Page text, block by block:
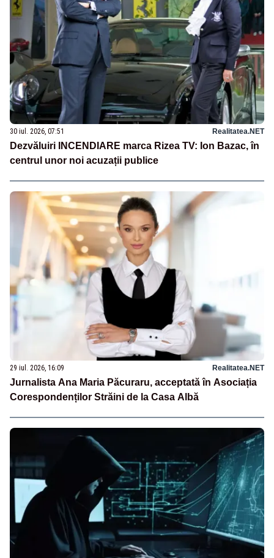
30 iul. 2026, 07:51 Realitatea.NET
Dezvăluiri INCENDIARE marca Rizea TV: Ion Bazac, în
centrul unor noi acuzații publice
29 iul. 2026, 16:09 Realitatea.NET
Jurnalista Ana Maria Păcuraru, acceptată în Asociația
Corespondenților Străini de la Casa Albă